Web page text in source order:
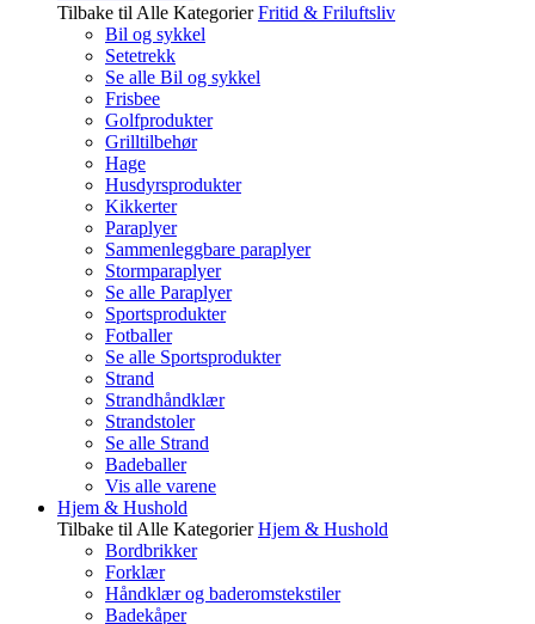
Tilbake til Alle Kategorier Fritid & Friluftsliv
Bil og sykkel
Setetrekk
Se alle Bil og sykkel
Frisbee
Golfprodukter
Grilltilbehør
Hage
Husdyrsprodukter
Kikkerter
Paraplyer
Sammenleggbare paraplyer
Stormparaplyer
Se alle Paraplyer
Sportsprodukter
Fotballer
Se alle Sportsprodukter
Strand
Strandhåndklær
Strandstoler
Se alle Strand
Badeballer
Vis alle varene
Hjem & Hushold
Tilbake til Alle Kategorier Hjem & Hushold
Bordbrikker
Forklær
Håndklær og baderomstekstiler
Badekåper